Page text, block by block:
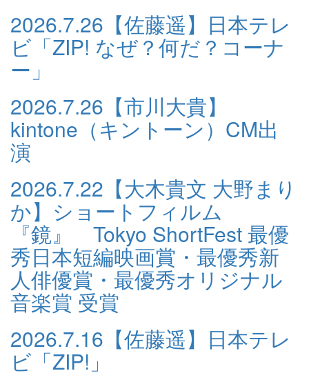
2026.7.26 【佐藤遥】日本テレ
ビ「ZIP! なぜ？何だ？コーナ
ー」
2026.7.26 【市川大貴】
kintone（キントーン）CM出
演
2026.7.22 【大木貴文 大野まり
か】ショートフィルム
『鏡』 Tokyo ShortFest 最優
秀日本短編映画賞・最優秀新
人俳優賞・最優秀オリジナル
音楽賞 受賞
2026.7.16 【佐藤遥】日本テレ
ビ「ZIP!」